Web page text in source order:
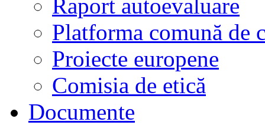
Raport autoevaluare
Platforma comună de
Proiecte europene
Comisia de etică
Documente